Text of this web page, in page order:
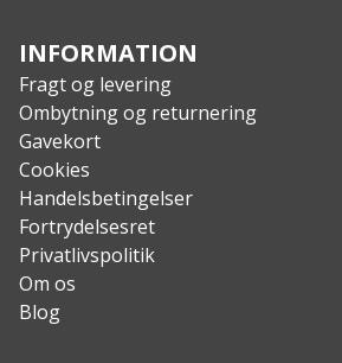
INFORMATION
Fragt og levering
Ombytning og returnering
Gavekort
Cookies
Handelsbetingelser
Fortrydelsesret
Privatlivspolitik
Om os
Blog